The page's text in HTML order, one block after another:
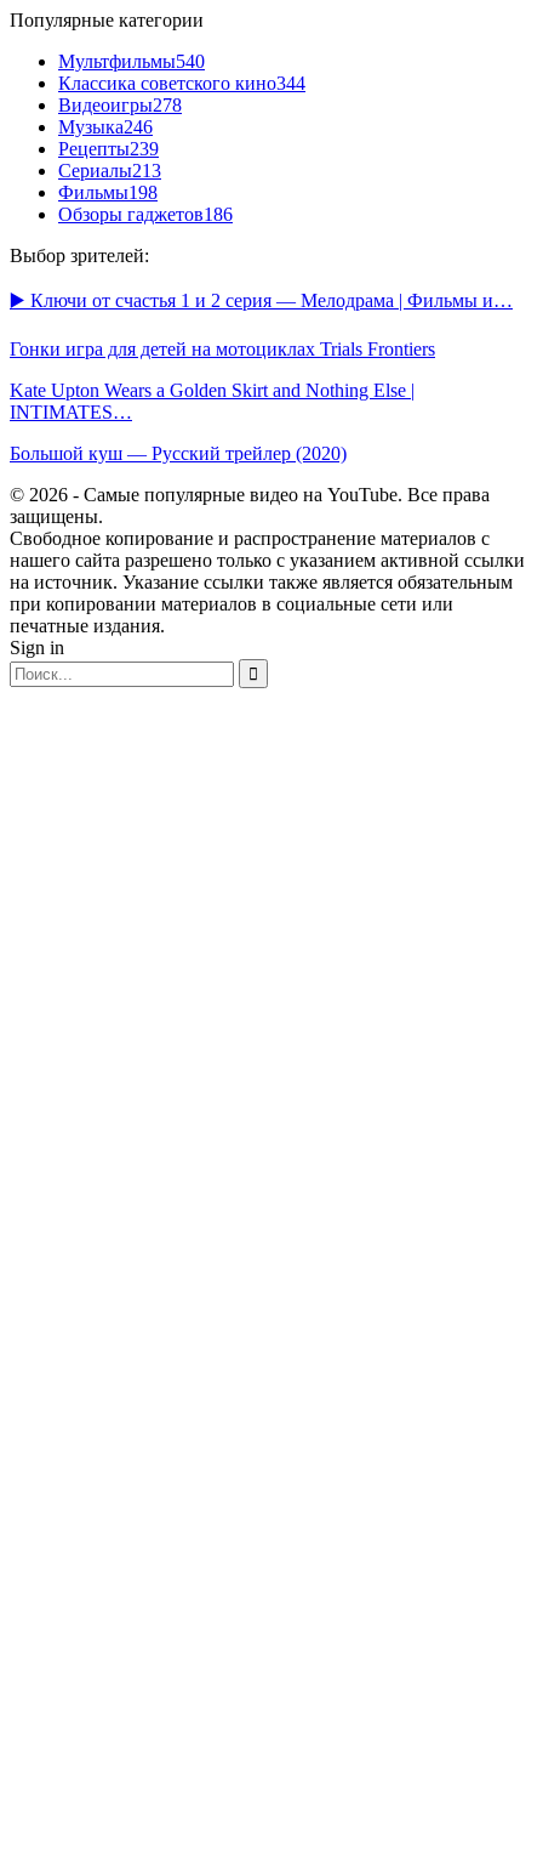
Популярные категории
Мультфильмы540
Классика советского кино344
Видеоигры278
Музыка246
Рецепты239
Сериалы213
Фильмы198
Обзоры гаджетов186
Выбор зрителей:
▶️ Ключи от счастья 1 и 2 серия — Мелодрама | Фильмы и…
Гонки игра для детей на мотоциклах Trials Frontiers
Kate Upton Wears a Golden Skirt and Nothing Else |
INTIMATES…
Большой куш — Русский трейлер (2020)
© 2026 - Самые популярные видео на YouTube. Все права
защищены.
Свободное копирование и распространение материалов с
нашего сайта разрешено только с указанием активной ссылки
на источник. Указание ссылки также является обязательным
при копировании материалов в социальные сети или
печатные издания.
Sign in